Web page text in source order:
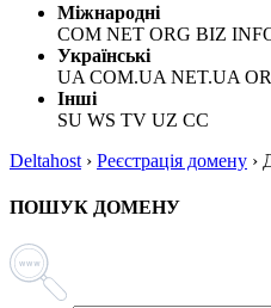
Міжнародні
COM NET ORG BIZ
Українські
UA COM.UA NET.UA
Інші
SU WS TV UZ CC
Deltahost › Реєстрація домену ›
ПОШУК ДОМЕНУ